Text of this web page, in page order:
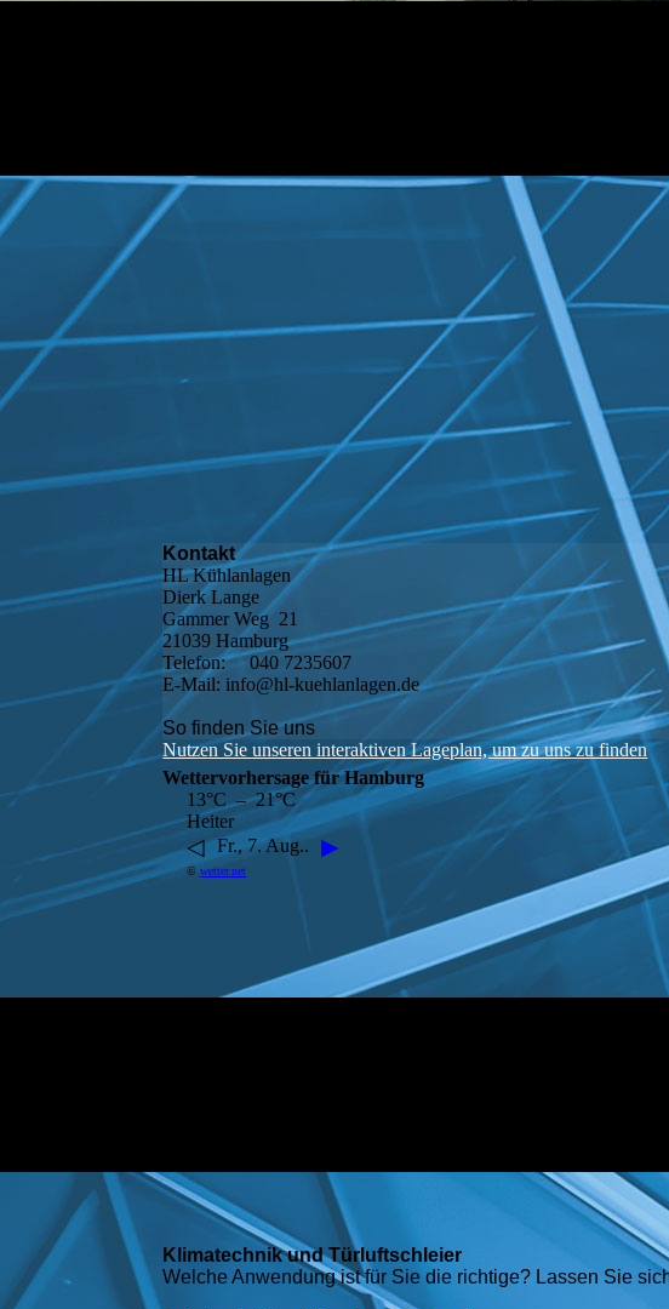
Kontakt
HL Kühlanlagen
Dierk Lange
Gammer Weg 21
21039 Hamburg
Telefon: 040 7235607
E-Mail: info@hl-kuehlanlagen.de
So finden Sie uns
Nutzen Sie unseren interaktiven La­ge­plan, um zu uns zu finden
Wettervorhersage für Hamburg
13°C – 21°C
Heiter
◁ Fr., 7. Aug.. ▶
©wetter.net
Klimatechnik und Türluftschleier
Welche Anwendung ist für Sie die richtige? Lassen Sie